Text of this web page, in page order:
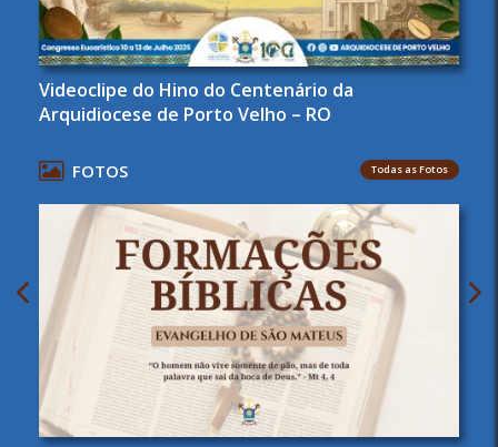
Videoclipe do Hino do Centenário da
Arquidiocese de Porto Velho – RO
FOTOS Todas as Fotos